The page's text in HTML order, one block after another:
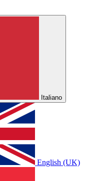
Italiano
English (UK)